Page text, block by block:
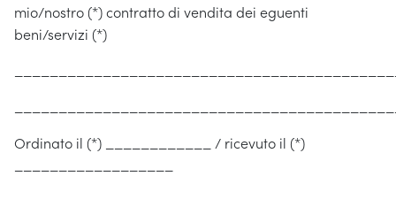
mio/nostro (*) contratto di vendita dei eguenti
beni/servizi (*)
Ordinato il (*) ____________ / ricevuto il (*)